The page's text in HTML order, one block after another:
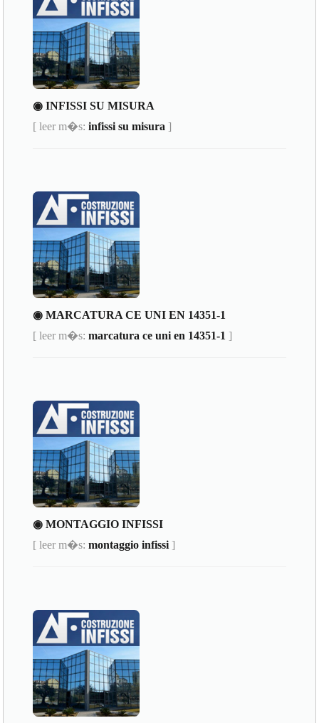
◉ INFISSI SU MISURA
[ leer m�s:infissi su misura ]
◉ MARCATURA CE UNI EN 14351-1
[ leer m�s:marcatura ce uni en 14351-1 ]
◉ MONTAGGIO INFISSI
[ leer m�s:montaggio infissi ]